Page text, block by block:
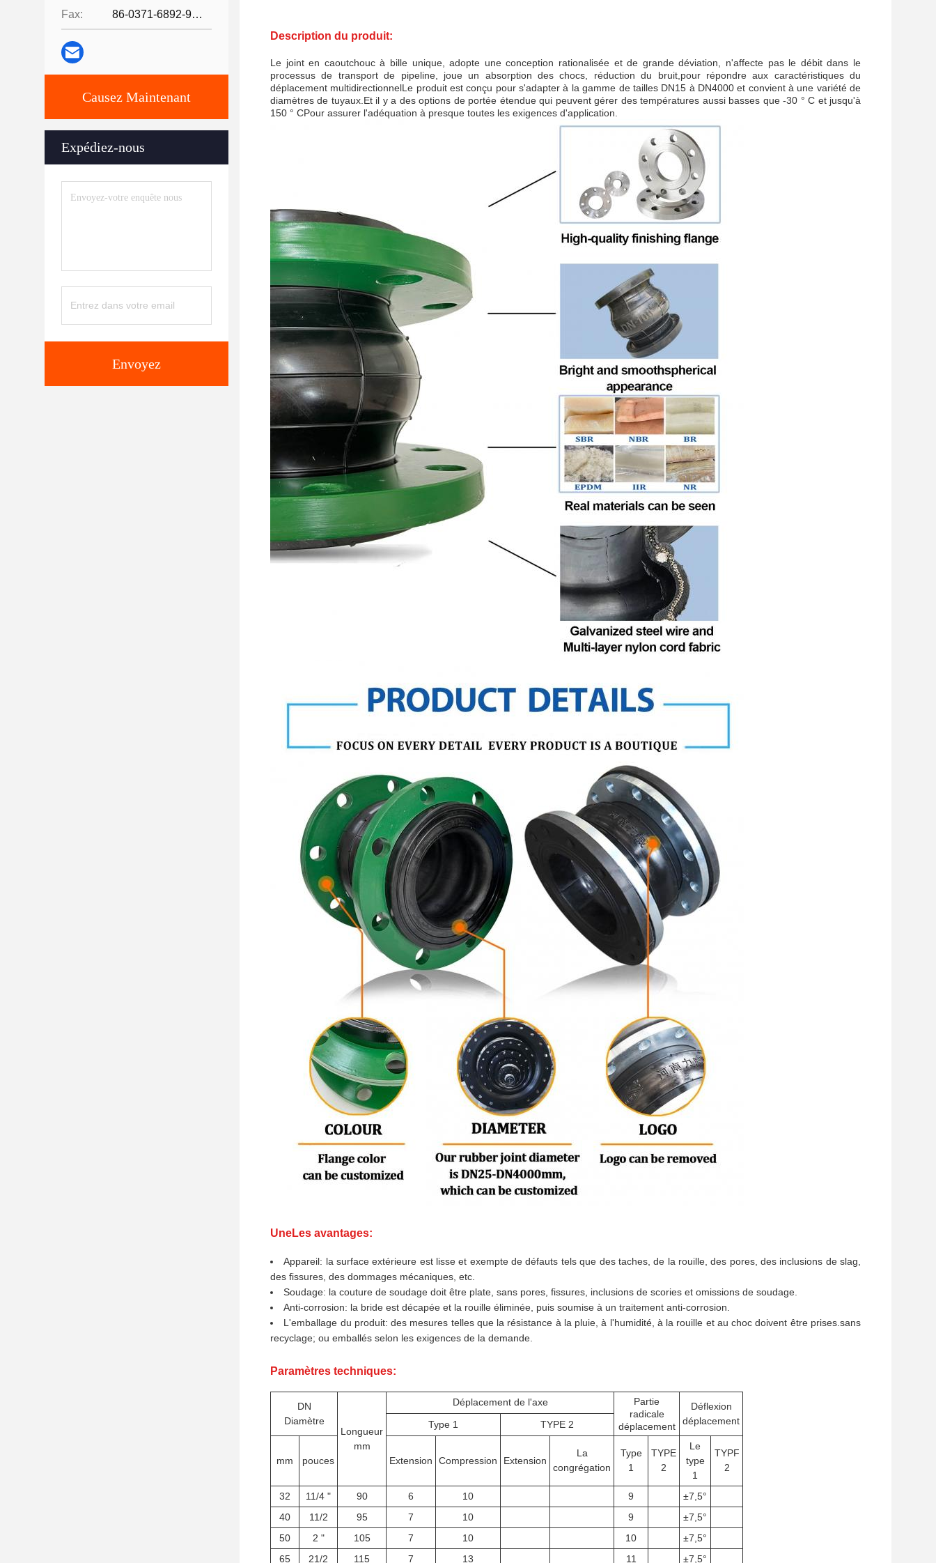
Fax: 86-0371-6892-9024
Causez Maintenant
Expédiez-nous
Envoyez
Description du produit:
Le joint en caoutchouc à bille unique, adopte une conception rationalisée et de grande déviation, n'affecte pas le débit dans le
processus de transport de pipeline, joue un absorption des chocs, réduction du bruit,pour répondre aux caractéristiques du
déplacement multidirectionnelLe produit est conçu pour s'adapter à la gamme de tailles DN15 à DN4000 et convient à une variété de
diamètres de tuyaux.Et il y a des options de portée étendue qui peuvent gérer des températures aussi basses que -30 ° C et jusqu'à
150 ° CPour assurer l'adéquation à presque toutes les exigences d'application.
UneLes avantages:
Appareil: la surface extérieure est lisse et exempte de défauts tels que des taches, de la rouille, des pores, des inclusions de slag,
des fissures, des dommages mécaniques, etc.
Soudage: la couture de soudage doit être plate, sans pores, fissures, inclusions de scories et omissions de soudage.
Anti-corrosion: la bride est décapée et la rouille éliminée, puis soumise à un traitement anti-corrosion.
L'emballage du produit: des mesures telles que la résistance à la pluie, à l'humidité, à la rouille et au choc doivent être prises.sans
recyclage; ou emballés selon les exigences de la demande.
Paramètres techniques:
DN
Diamètre
Longueur
mm
Déplacement de l'axe
Partie
radicale
déplacement
Déflexion
déplacement
Type 1 TYPE 2
mm pouces Extension Compression Extension
La
congrégation
Type
1
TYPE
2
Le
type
1
TYPF
2
32 11/4 " 90 6 10 9
±7,5°
40
11/2 95 7 10 9
±7,5°
50
2 " 105 7 10 10
±7,5°
65
21/2 115 7 13 11 ±7,5°